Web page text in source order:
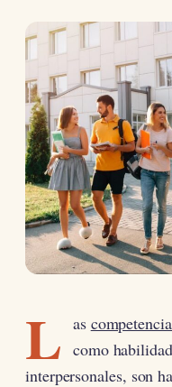
L as
como
interpersonales, son